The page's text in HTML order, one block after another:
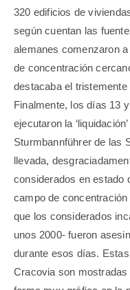
320 edificios de
según cuentan las
alemanes comenzaron
de concentración
destacaba el
Finalmente, los días 13
ejecutaron la
Sturmbannführer de las
llevada,
considerados en estado
campo de
que los considerados
unos 2000- fueron
durante esos días.
Cracovia son